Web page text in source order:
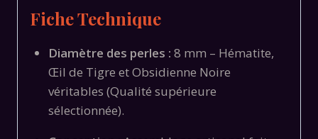
Fiche Technique
Diamètre des perles : 8 mm – Hématite,
Œil de Tigre et Obsidienne Noire
véritables (Qualité supérieure
sélectionnée).